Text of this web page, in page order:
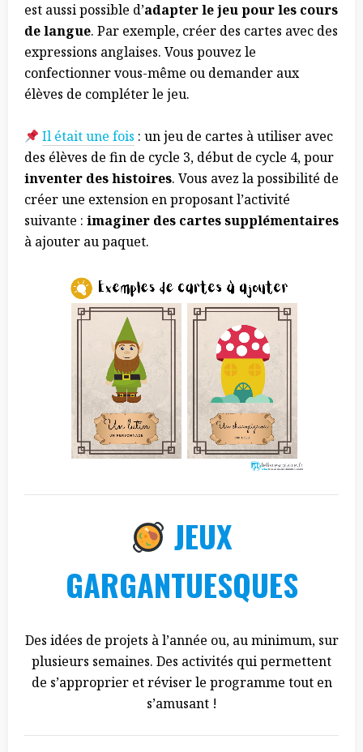
est aussi possible d’adapter le jeu pour les cours
de langue. Par exemple, créer des cartes avec des
expressions anglaises. Vous pouvez le
confectionner vous-même ou demander aux
élèves de compléter le jeu.
Il était une fois : un jeu de cartes à utiliser avec
des élèves de fin de cycle 3, début de cycle 4, pour
inventer des histoires. Vous avez la possibilité de
créer une extension en proposant l’activité
suivante : imaginer des cartes supplémentaires
à ajouter au paquet.
JEUX
GARGANTUESQUES
Des idées de projets à l’année ou, au minimum, sur
plusieurs semaines. Des activités qui permettent
de s’approprier et réviser le programme tout en
s’amusant !